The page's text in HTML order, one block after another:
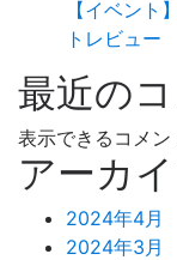
【イベン
トレビュー
最近の
表示できるコメン
アーカ
2024年4月
2024年3月